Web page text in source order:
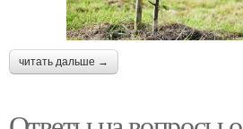
читать дальше →